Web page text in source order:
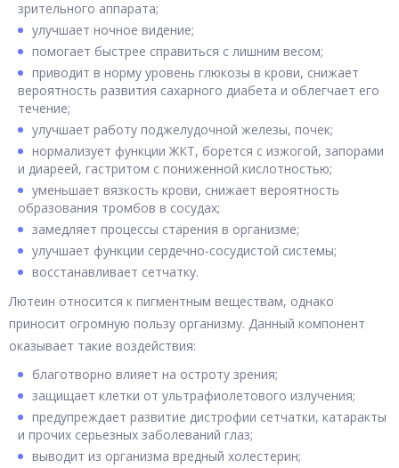
зрительного аппарата;
улучшает ночное видение;
помогает быстрее справиться с лишним весом;
приводит в норму уровень глюкозы в крови, снижает
вероятность развития сахарного диабета и облегчает его
течение;
улучшает работу поджелудочной железы, почек;
нормализует функции ЖКТ, борется с изжогой, запорами
и диареей, гастритом с пониженной кислотностью;
уменьшает вязкость крови, снижает вероятность
образования тромбов в сосудах;
замедляет процессы старения в организме;
улучшает функции сердечно-сосудистой системы;
восстанавливает сетчатку.
Лютеин относится к пигментным веществам, однако
приносит огромную пользу организму. Данный компонент
оказывает такие воздействия:
благотворно влияет на остроту зрения;
защищает клетки от ультрафиолетового излучения;
предупреждает развитие дистрофии сетчатки, катаракты
и прочих серьезных заболеваний глаз;
выводит из организма вредный холестерин;